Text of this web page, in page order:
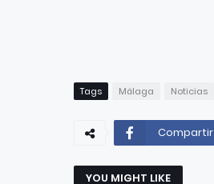
Tags Málaga Noticias
Compartir
YOU MIGHT LIKE